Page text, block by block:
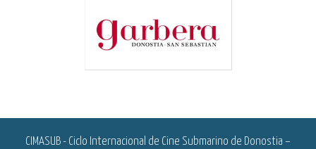
CIMASUB - Ciclo Internacional de Cine Submarino de Donostia –